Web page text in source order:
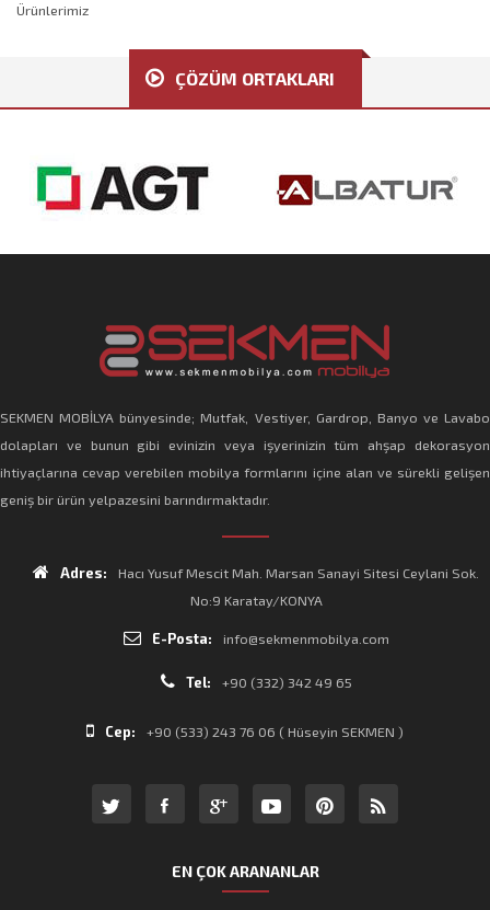
Ürünlerimiz
ÇÖZÜM ORTAKLARI
SEKMEN MOBİLYA bünyesinde; Mutfak, Vestiyer, Gardrop, Banyo ve Lavabo
dolapları ve bunun gibi evinizin veya işyerinizin tüm ahşap dekorasyon
ihtiyaçlarına cevap verebilen mobilya formlarını içine alan ve sürekli gelişen
geniş bir ürün yelpazesini barındırmaktadır.
Adres:
Hacı Yusuf Mescit Mah. Marsan Sanayi Sitesi Ceylani Sok.
No:9 Karatay/KONYA
E-Posta: info@sekmenmobilya.com
Tel: +90 (332) 342 49 65
Cep: +90 (533) 243 76 06 ( Hüseyin SEKMEN )
EN ÇOK ARANANLAR